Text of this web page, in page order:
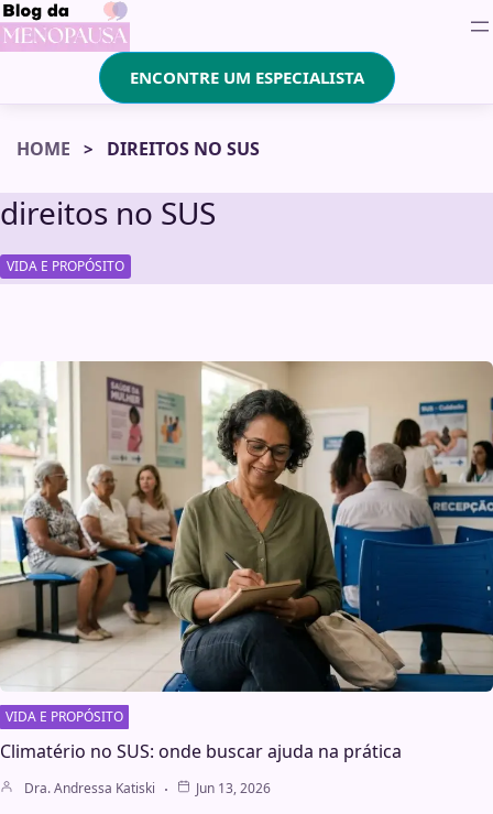
ENCONTRE UM ESPECIALISTA
HOME DIREITOS NO SUS
direitos no SUS
VIDA E PROPÓSITO
VIDA E PROPÓSITO
Climatério no SUS: onde buscar ajuda na prática
Dra. Andressa Katiski Jun 13, 2026